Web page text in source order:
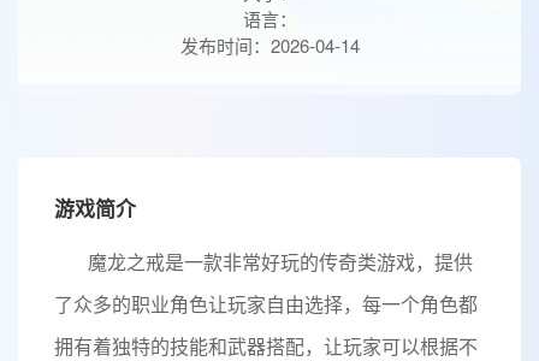
语言：
发布时间：2026-04-14
游戏简介
魔龙之戒是一款非常好玩的传奇类游戏，提供
了众多的职业角色让玩家自由选择，每一个角色都
拥有着独特的技能和武器搭配，让玩家可以根据不